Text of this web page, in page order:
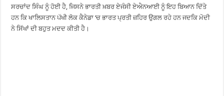
ਸਰਚਾਂਦ ਸਿੰਘ ਨੂੰ ਹੋਈ ਹੈ, ਜਿਸਨੇ ਭਾਰਤੀ ਖ਼ਬਰ ਏਜੰਸੀ ਏਐਨਆਈ ਨੂੰ ਇਹ ਬਿਆਨ ਦਿੱਤੇ
ਹਨ ਕਿ ਖਾਲਿਸਤਾਨ ਪੱਖੀ ਲੋਕ ਕੈਨੇਡਾ ‘ਚ ਭਾਰਤ ਪ੍ਰਤੀ ਜ਼ਹਿਰ ਉਗਲ ਰਹੇ ਹਨ ਜਦਕਿ ਮੋਦੀ
ਨੇ ਸਿੱਖਾਂ ਦੀ ਬਹੁਤ ਮਦਦ ਕੀਤੀ ਹੈ।